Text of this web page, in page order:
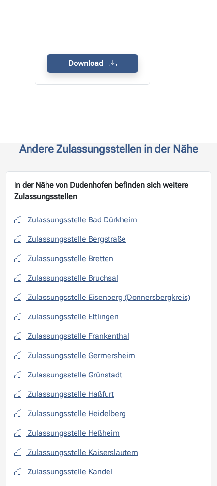
Download
Andere Zulassungsstellen in der Nähe
In der Nähe von Dudenhofen befinden sich weitere
Zulassungsstellen
Zulassungsstelle Bad Dürkheim
Zulassungsstelle Bergstraße
Zulassungsstelle Bretten
Zulassungsstelle Bruchsal
Zulassungsstelle Eisenberg (Donnersbergkreis)
Zulassungsstelle Ettlingen
Zulassungsstelle Frankenthal
Zulassungsstelle Germersheim
Zulassungsstelle Grünstadt
Zulassungsstelle Haßfurt
Zulassungsstelle Heidelberg
Zulassungsstelle Heßheim
Zulassungsstelle Kaiserslautern
Zulassungsstelle Kandel